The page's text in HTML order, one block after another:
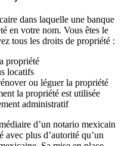
dans laquelle une banque
en votre nom. Vous êtes le
tous les droits de propriété :
propriété
locatifs
ou léguer la propriété
la propriété est utilisée
administratif
d’un notario mexicain
plus d’autorité qu’un